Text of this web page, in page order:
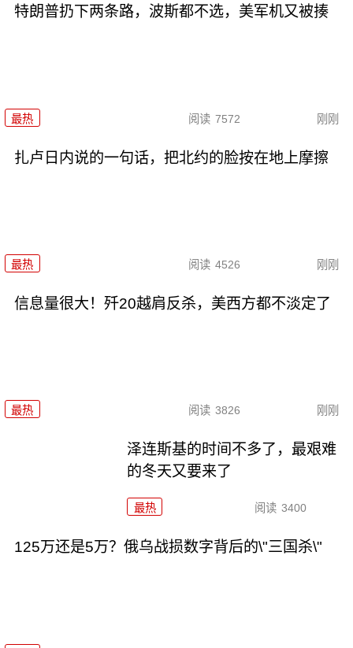
特朗普扔下两条路，波斯都不选，美军机又被揍
最热 阅读 7572 刚刚
扎卢日内说的一句话，把北约的脸按在地上摩擦
最热 阅读 4526 刚刚
信息量很大！歼20越肩反杀，美西方都不淡定了
最热 阅读 3826 刚刚
泽连斯基的时间不多了，最艰难
的冬天又要来了
最热 阅读 3400
125万还是5万？俄乌战损数字背后的\"三国杀\"